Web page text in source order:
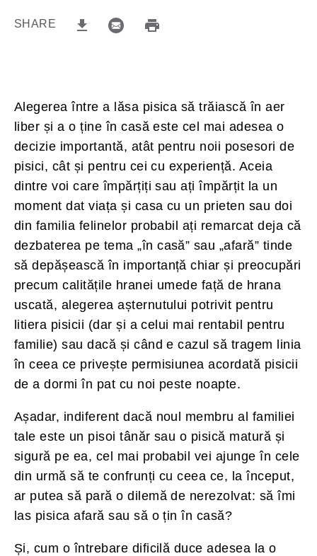
SHARE Download (opens in new window)
email (opens in new window)
Print (opens in same window)
Alegerea între a lăsa pisica să trăiască în aer
liber și a o ține în casă este cel mai adesea o
decizie importantă, atât pentru noii posesori de
pisici, cât și pentru cei cu experiență. Aceia
dintre voi care împărțiți sau ați împărțit la un
moment dat viața și casa cu un prieten sau doi
din familia felinelor probabil ați remarcat deja că
dezbaterea pe tema „în casă” sau „afară” tinde
să depășească în importanță chiar și preocupări
precum calitățile hranei umede față de hrana
uscată, alegerea așternutului potrivit pentru
litiera pisicii (dar și a celui mai rentabil pentru
familie) sau dacă și când e cazul să tragem linia
în ceea ce privește permisiunea acordată pisicii
de a dormi în pat cu noi peste noapte.
Așadar, indiferent dacă noul membru al familiei
tale este un pisoi tânăr sau o pisică matură și
sigură pe ea, cel mai probabil vei ajunge în cele
din urmă să te confrunți cu ceea ce, la început,
ar putea să pară o dilemă de nerezolvat: să îmi
las pisica afară sau să o țin în casă?
Și, cum o întrebare dificilă duce adesea la o